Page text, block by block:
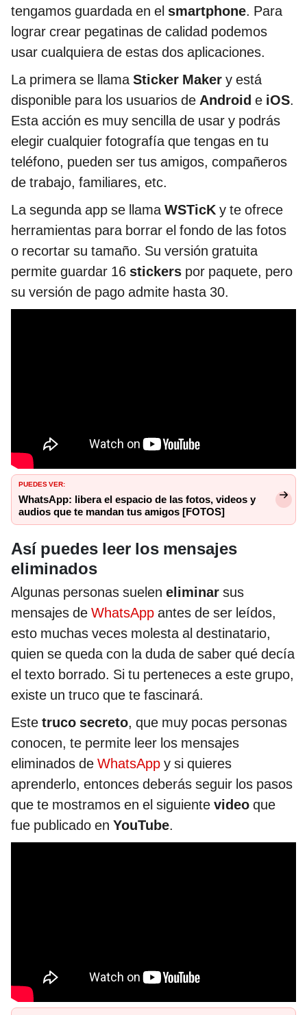
tengamos guardada en el smartphone. Para
lograr crear pegatinas de calidad podemos
usar cualquiera de estas dos aplicaciones.
La primera se llamaSticker Maker y está
disponible para los usuarios de Android e iOS.
Esta acción es muy sencilla de usar y podrás
elegir cualquier fotografía que tengas en tu
teléfono, pueden ser tus amigos, compañeros
de trabajo, familiares, etc.
La segunda app se llamaWSTicK y te ofrece
herramientas para borrar el fondo de las fotos
o recortar su tamaño. Su versión gratuita
permite guardar 16 stickers por paquete, pero
su versión de pago admite hasta 30.
PUEDES VER:
WhatsApp: libera el espacio de las fotos, videos y
audios que te mandan tus amigos [FOTOS]
Así puedes leer los mensajes
eliminados
Algunas personas suelen eliminar sus
mensajes de WhatsApp antes de ser leídos,
esto muchas veces molesta al destinatario,
quien se queda con la duda de saber qué decía
el texto borrado. Si tu perteneces a este grupo,
existe un truco que te fascinará.
Este truco secreto, que muy pocas personas
conocen, te permite leer los mensajes
eliminados de WhatsApp y si quieres
aprenderlo, entonces deberás seguir los pasos
que te mostramos en el siguiente video que
fue publicado en YouTube.